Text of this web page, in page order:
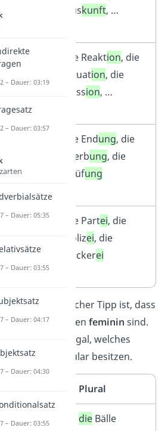
Auskunft, …
Nomen
ion
die Reaktion, die
Situation, die
Mission, …
mit der
Endung –
ung
die Endung, die
Werbung, die
Prüfung
Nomen
Endung –
ei
die Partei, die
Polizei, die
Bäckerei
weiterer hilfreicher Tipp ist, dass
Pluralalle Nomen feminin sind.
ist es ganz egal, welches
sie im Singular besitzen.
Plural
der Ball dieBälle
– Dauer: 03:19
– Dauer: 03:57
– Dauer: 05:35
– Dauer: 03:55
– Dauer: 04:17
– Dauer: 04:30
– Dauer: 03:55